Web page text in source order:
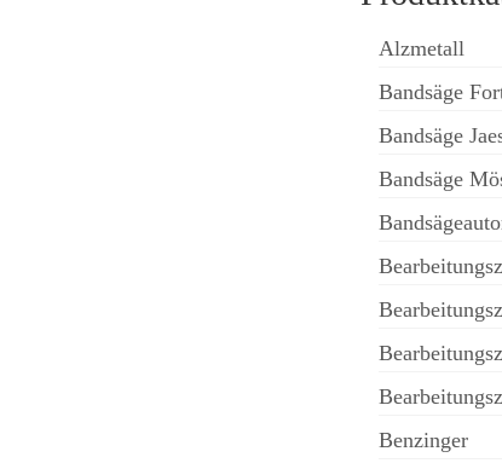
Alzmetall
Bandsäge
Bandsäge
Bandsäge
Benzinger